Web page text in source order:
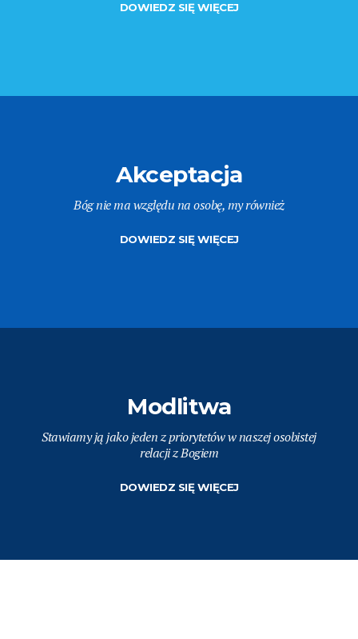
DOWIEDZ SIĘ WIĘCEJ
Akceptacja
Bóg nie ma względu na osobę, my również
DOWIEDZ SIĘ WIĘCEJ
Modlitwa
Stawiamy ją jako jeden z priorytetów w naszej osobistej
relacji z Bogiem
DOWIEDZ SIĘ WIĘCEJ